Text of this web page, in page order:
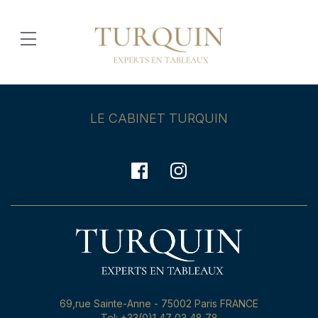
LE CABINET TURQUIN
69,rue Sainte-Anne - 75002 Paris FRANCE